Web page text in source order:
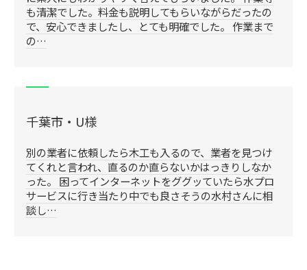
も清潔でした。料金も説明してもらいながらだったの
で、安心できましたし、とても明確でした。 作業まで
の…
千葉市・U様
別の業者に依頼したら木工も入るので、業者を見つけ
てくれと言われ、直るのか直らないかはっきりしなか
った。 困ってインターネットをググッていたら水プロ
サービスに行き当たり中でも良さそうの水村さんに相
談し…